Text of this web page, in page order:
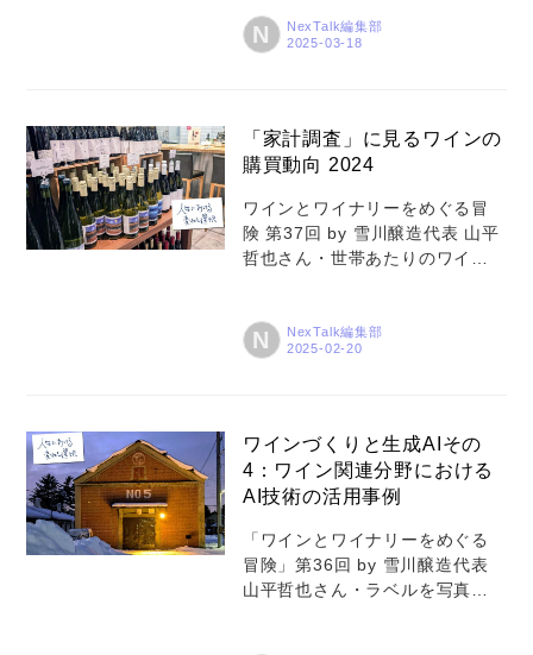
コラム
特集
事例
降水量が500mmほどのケープタ
ウンは雨よりも風の影響が強
を
N NexTalk編集部
「家計調査」に見るワインの
購買動向 2024
ワインとワイナリーをめぐる冒
険 第37回 by 雪川醸造代表 山平
哲也さん・世帯あたりのワイン
イン購買の比率は、福岡市、札
幌市が上位に・お酒全体の購買
N NexTalk編集部
ワインづくりと生成AIその
4：ワイン関連分野における
AI技術の活用事例
「ワインとワイナリーをめぐる
冒険」第36回 by 雪川醸造代表
山平哲也さん・ラベルを写真に